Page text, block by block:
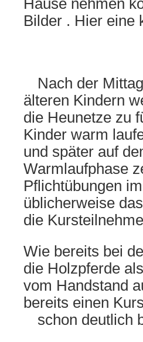
Hause nehmen
Bilder . Hier eine
Nach der
älteren Kindern
die Heunetze zu
Kinder warm
und später auf
Warmlaufphase
Pflichtübungen
üblicherweise
die
Wie bereits bei
die Holzpferde
vom Handstand
bereits einen
schon deutlich